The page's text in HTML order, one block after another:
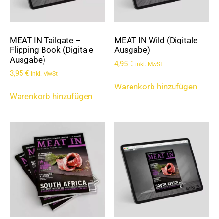
MEAT IN Tailgate –
Flipping Book (Digitale
Ausgabe)
3,95 € inkl. MwSt
Warenkorb hinzufügen
MEAT IN Wild (Digitale
Ausgabe)
4,95 € inkl. MwSt
Warenkorb hinzufügen